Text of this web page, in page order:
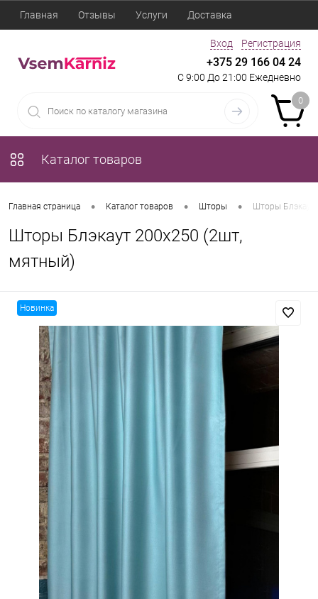
Главная Отзывы Услуги Доставка
Вход Регистрация
+375 29 166 04 24
С 9:00 До 21:00 Ежедневно
0
Каталог товаров
Главная страница • Каталог товаров • Шторы • Шторы
Шторы Блэкаут 200x250 (2шт,
мятный)
Новинка